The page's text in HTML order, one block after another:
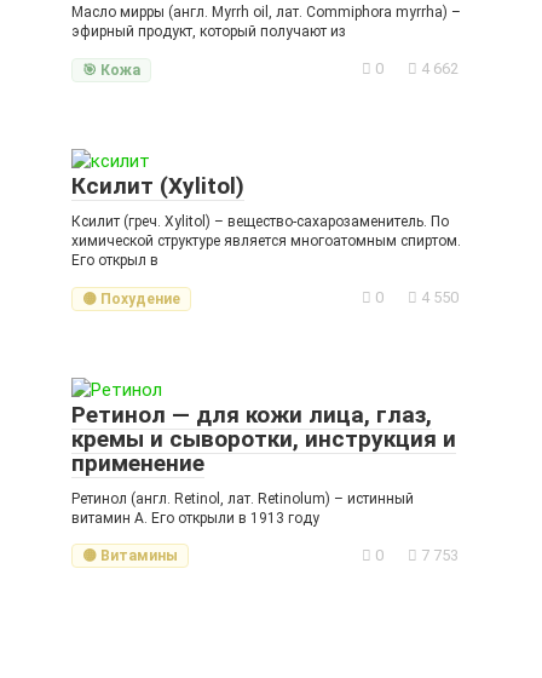
Масло мирры (англ. Myrrh oil, лат. Commiphora myrrha) –
эфирный продукт, который получают из
🎯 Кожа 0 4 662
Ксилит (Xylitol)
Ксилит (греч. Xylitol) – вещество-сахарозаменитель. По
химической структуре является многоатомным спиртом.
Его открыл в
🟡 Похудение 0 4 550
Ретинол — для кожи лица, глаз,
кремы и сыворотки, инструкция и
применение
Ретинол (англ. Retinol, лат. Retinolum) – истинный
витамин A. Его открыли в 1913 году
🟡 Витамины 0 7 753